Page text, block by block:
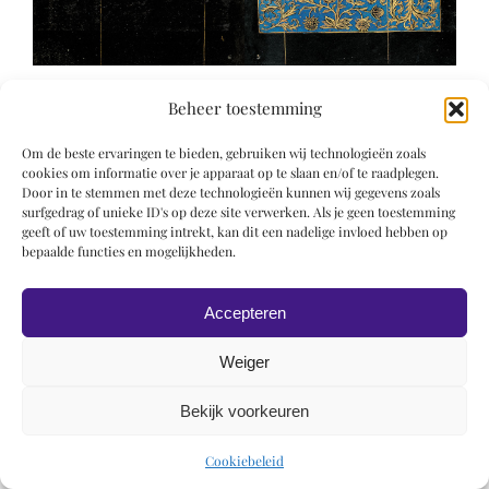
Beheer toestemming
Om de beste ervaringen te bieden, gebruiken wij technologieën zoals
cookies om informatie over je apparaat op te slaan en/of te raadplegen.
Door in te stemmen met deze technologieën kunnen wij gegevens zoals
surfgedrag of unieke ID's op deze site verwerken. Als je geen toestemming
geeft of uw toestemming intrekt, kan dit een nadelige invloed hebben op
bepaalde functies en mogelijkheden.
Accepteren
Weiger
Bekijk voorkeuren
Cookiebeleid
© 2019 Roel Wiechers | Powered byROCK Design